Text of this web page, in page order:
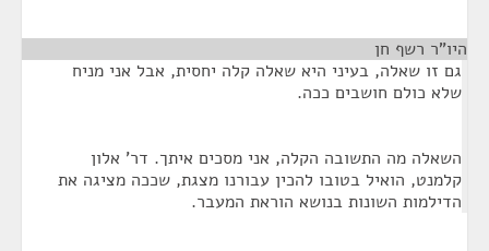
היו"ר רשף חן
גם זו שאלה, בעיני היא שאלה קלה יחסית, אבל אני מניח
שלא כולם חושבים ככה.
השאלה מה התשובה הקלה, אני מסכים איתך. דר' אלון
קלמנט, הואיל בטובו להכין עבורנו מצגת, שככה מציגה את
הדילמות השונות בנושא הוראת המעבר.